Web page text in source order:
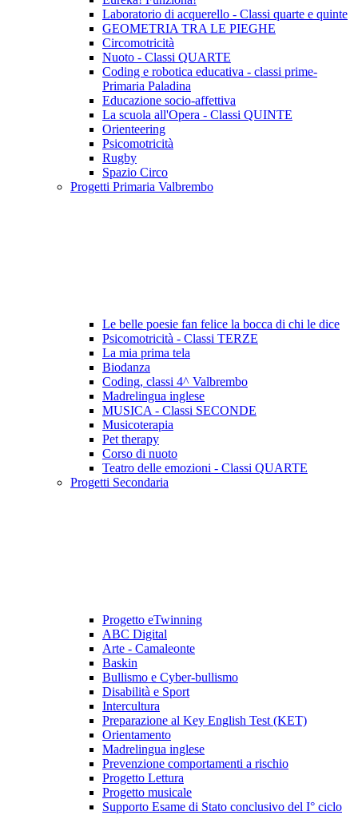
Laboratorio di acquerello - Classi quarte e quinte
GEOMETRIA TRA LE PIEGHE
Circomotricità
Nuoto - Classi QUARTE
Coding e robotica educativa - classi prime-
Primaria Paladina
Educazione socio-affettiva
La scuola all'Opera - Classi QUINTE
Orienteering
Psicomotricità
Rugby
Spazio Circo
Progetti Primaria Valbrembo
Le belle poesie fan felice la bocca di chi le dice
Psicomotricità - Classi TERZE
La mia prima tela
Biodanza
Coding, classi 4^ Valbrembo
Madrelingua inglese
MUSICA - Classi SECONDE
Musicoterapia
Pet therapy
Corso di nuoto
Teatro delle emozioni - Classi QUARTE
Progetti Secondaria
Progetto eTwinning
ABC Digital
Arte - Camaleonte
Baskin
Bullismo e Cyber-bullismo
Disabilità e Sport
Intercultura
Preparazione al Key English Test (KET)
Orientamento
Madrelingua inglese
Prevenzione comportamenti a rischio
Progetto Lettura
Progetto musicale
Supporto Esame di Stato conclusivo del I° ciclo